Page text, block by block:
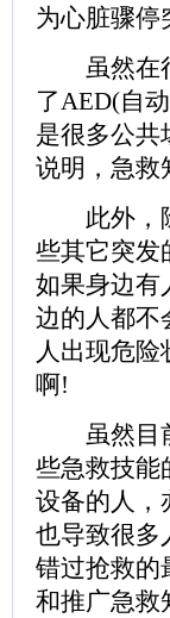
为心脏骤停
虽然在很
了AED(自
是很多公共
说明，急救
此外，除
些其它突发
如果身边有
边的人都不
人出现危
啊!
虽然目前
些急救技能
设备的人，
也导致很多
错过抢救的
和推广急救